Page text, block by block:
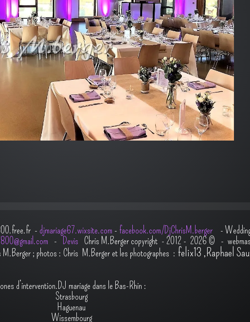
- djmariage67.wixsite.com - facebook.com/DjChrisM.berger -
- Devis Chris M.Berger copyright - 2012 - 2026 © -
M.Berger ; photos : Chris M.Berger et les photographes : felix13 ,Raphael
d’intervention.DJ mariage dans le Bas-Rhin :
Strasbourg
Haguenau
Wissembourg